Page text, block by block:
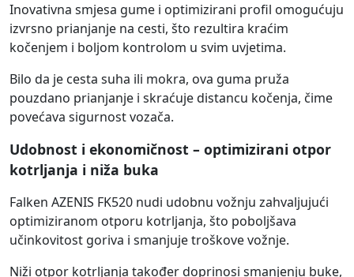
Inovativna smjesa gume i optimizirani profil omogućuju
izvrsno prianjanje na cesti, što rezultira kraćim
kočenjem i boljom kontrolom u svim uvjetima.
Bilo da je cesta suha ili mokra, ova guma pruža
pouzdano prianjanje i skraćuje distancu kočenja, čime
povećava sigurnost vozača.
Udobnost i ekonomičnost – optimizirani otpor
kotrljanja i niža buka
Falken AZENIS FK520 nudi udobnu vožnju zahvaljujući
optimiziranom otporu kotrljanja, što poboljšava
učinkovitost goriva i smanjuje troškove vožnje.
Niži otpor kotrljanja također doprinosi smanjenju buke,